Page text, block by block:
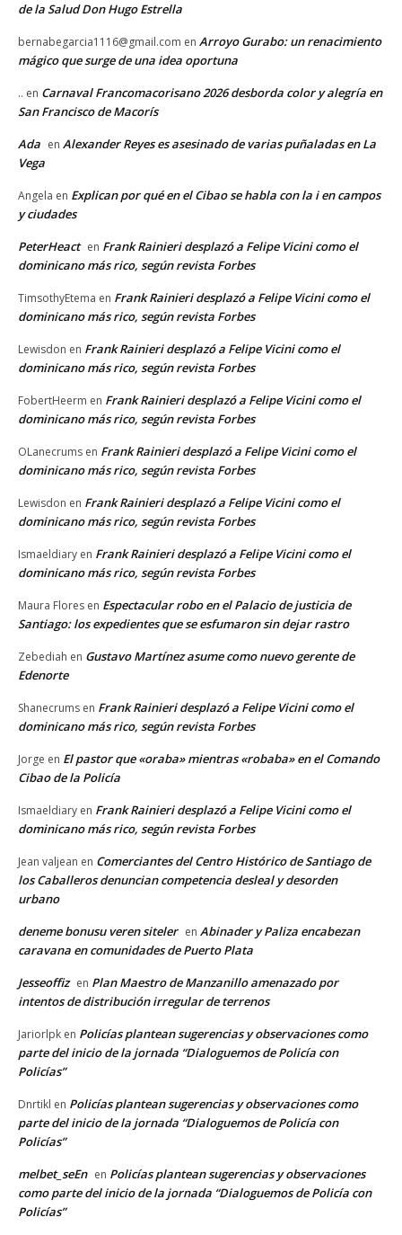
de la Salud Don Hugo Estrella
bernabegarcia1116@gmail.com en Arroyo Gurabo: un renacimiento
mágico que surge de una idea oportuna
.. en Carnaval Francomacorisano 2026 desborda color y alegría en
San Francisco de Macorís
Ada en Alexander Reyes es asesinado de varias puñaladas en La
Vega
Angela en Explican por qué en el Cibao se habla con la i en campos
y ciudades
PeterHeact en Frank Rainieri desplazó a Felipe Vicini como el
dominicano más rico, según revista Forbes
TimsothyEtema en Frank Rainieri desplazó a Felipe Vicini como el
dominicano más rico, según revista Forbes
Lewisdon en Frank Rainieri desplazó a Felipe Vicini como el
dominicano más rico, según revista Forbes
FobertHeerm en Frank Rainieri desplazó a Felipe Vicini como el
dominicano más rico, según revista Forbes
OLanecrums en Frank Rainieri desplazó a Felipe Vicini como el
dominicano más rico, según revista Forbes
Lewisdon en Frank Rainieri desplazó a Felipe Vicini como el
dominicano más rico, según revista Forbes
Ismaeldiary en Frank Rainieri desplazó a Felipe Vicini como el
dominicano más rico, según revista Forbes
Maura Flores en Espectacular robo en el Palacio de justicia de
Santiago: los expedientes que se esfumaron sin dejar rastro
Zebediah en Gustavo Martínez asume como nuevo gerente de
Edenorte
Shanecrums en Frank Rainieri desplazó a Felipe Vicini como el
dominicano más rico, según revista Forbes
Jorge en El pastor que «oraba» mientras «robaba» en el Comando
Cibao de la Policía
Ismaeldiary en Frank Rainieri desplazó a Felipe Vicini como el
dominicano más rico, según revista Forbes
Jean valjean en Comerciantes del Centro Histórico de Santiago de
los Caballeros denuncian competencia desleal y desorden
urbano
deneme bonusu veren siteler en Abinader y Paliza encabezan
caravana en comunidades de Puerto Plata
Jesseoffiz en Plan Maestro de Manzanillo amenazado por
intentos de distribución irregular de terrenos
Jariorlpk en Policías plantean sugerencias y observaciones como
parte del inicio de la jornada “Dialoguemos de Policía con
Policías”
Dnrtikl en Policías plantean sugerencias y observaciones como
parte del inicio de la jornada “Dialoguemos de Policía con
Policías”
melbet_seEn en Policías plantean sugerencias y observaciones
como parte del inicio de la jornada “Dialoguemos de Policía con
Policías”